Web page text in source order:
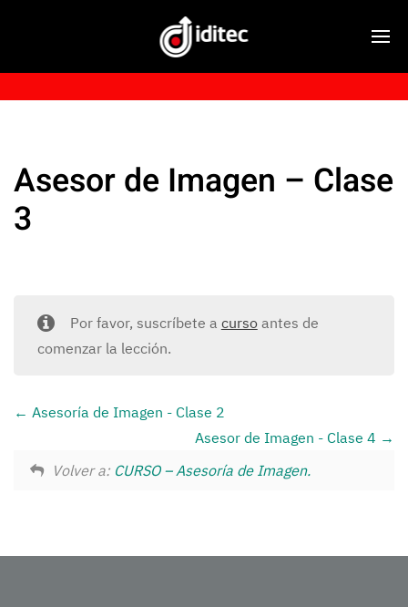
Asesor de Imagen – Clase
3
Por favor, suscríbete a cursoantes de
comenzar la lección.
Asesoría de Imagen - Clase 2
Asesor de Imagen - Clase 4
Volver a: CURSO – Asesoría de Imagen.